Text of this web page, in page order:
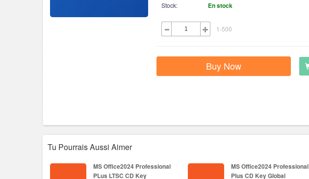
Stock: En stock
1-500
Buy Now
Tu Pourrais Aussi Aimer
MS Office2024 Professional
PLus LTSC CD Key
MS Office2024 Professional
Plus CD Key Global